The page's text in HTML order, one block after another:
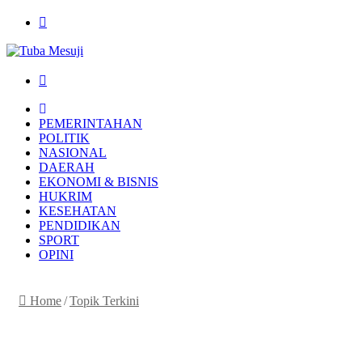
PEMERINTAHAN
POLITIK
NASIONAL
DAERAH
EKONOMI & BISNIS
HUKRIM
KESEHATAN
PENDIDIKAN
SPORT
OPINI
Home/Topik Terkini